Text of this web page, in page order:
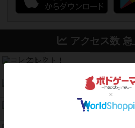
アクセス数 急
コレクト！
無限まちがいさがし
2件の投稿
ガルフストライク
1件の投稿